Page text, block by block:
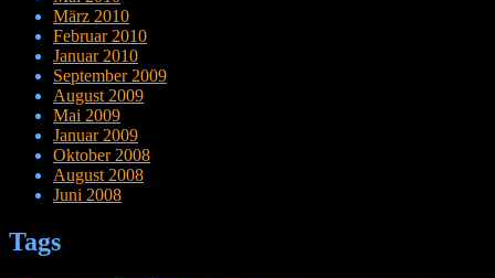
März 2010
Februar 2010
Januar 2010
September 2009
August 2009
Mai 2009
Januar 2009
Oktober 2008
August 2008
Juni 2008
Tags